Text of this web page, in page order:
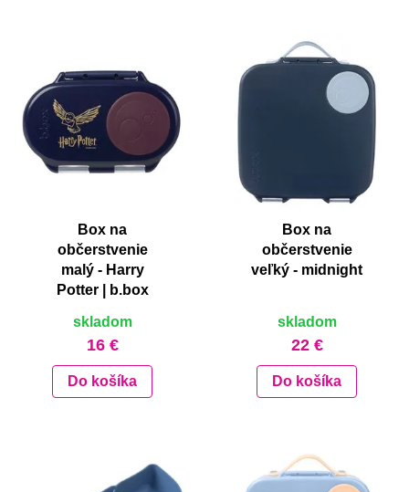
Box na
občerstvenie
malý - Harry
Potter | b.box
skladom
16 €
Do košíka
Box na
občerstvenie
veľký - midnight
skladom
22 €
Do košíka